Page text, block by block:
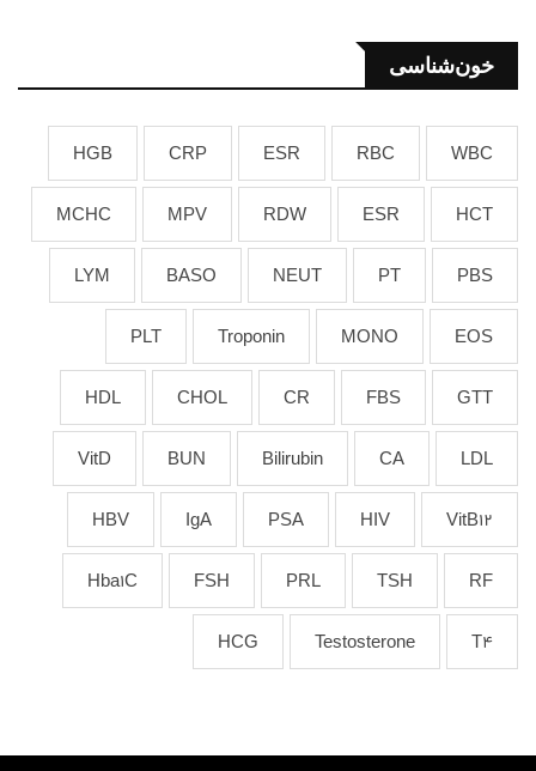
خون‌شناسی
WBC
RBC
ESR
CRP
HGB
HCT
ESR
RDW
MPV
MCHC
PBS
PT
NEUT
BASO
LYM
EOS
MONO
Troponin
PLT
GTT
FBS
CR
CHOL
HDL
LDL
CA
Bilirubin
BUN
VitD
VitB12
HIV
PSA
IgA
HBV
RF
TSH
PRL
FSH
Hba1C
T4
Testosterone
HCG